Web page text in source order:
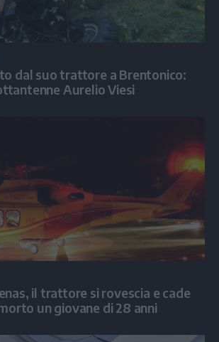
dal suo trattore a Brentonico:
Aurelio Viesi
il trattore si rovescia e cade
un giovane di 28 anni